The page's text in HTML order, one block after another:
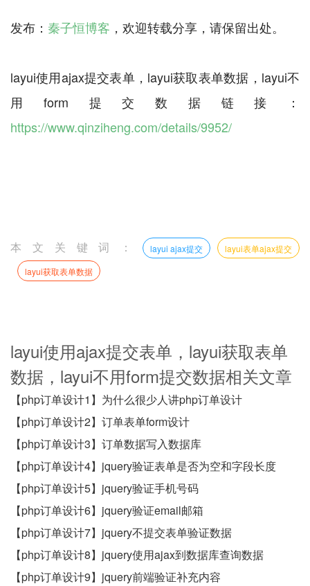
发布： 秦子恒博客 ，欢迎转载分享，请保留出处。
layui使用ajax提交表单，layui获取表单数据，layui不
用form提交数据链接：
https://www.qinziheng.com/details/9952/
本文关键词： layui ajax提交
layui表单ajax提交
layui获取表单数据
layui使用ajax提交表单，layui获取表单
数据，layui不用form提交数据相关文章
【php订单设计1】为什么很少人讲php订单设计
【php订单设计2】订单表单form设计
【php订单设计3】订单数据写入数据库
【php订单设计4】jquery验证表单是否为空和字段长度
【php订单设计5】jquery验证手机号码
【php订单设计6】jquery验证email邮箱
【php订单设计7】jquery不提交表单验证数据
【php订单设计8】jquery使用ajax到数据库查询数据
【php订单设计9】jquery前端验证补充内容